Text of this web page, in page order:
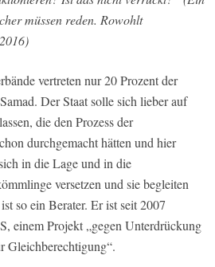
müssen reden. Rowohlt
vertreten nur 20 Prozent der
Der Staat solle sich lieber auf
die den Prozess der
durchgemacht hätten und hier
in die Lage und in die
versetzen und sie begleiten
so ein Berater. Er ist seit 2007
einem Projekt „gegen Unterdrückung
Gleichberechtigung“.